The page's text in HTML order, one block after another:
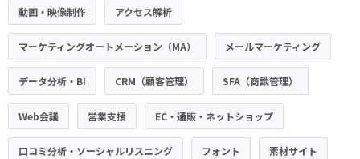
動画・映像制作 アクセス解析
マーケティングオートメーション（MA） メールマーケティング
データ分析・BI CRM（顧客管理） SFA（商談管理）
Web会議 営業支援 EC・通販・ネットショップ
口コミ分析・ソーシャルリスニング フォント 素材サイト